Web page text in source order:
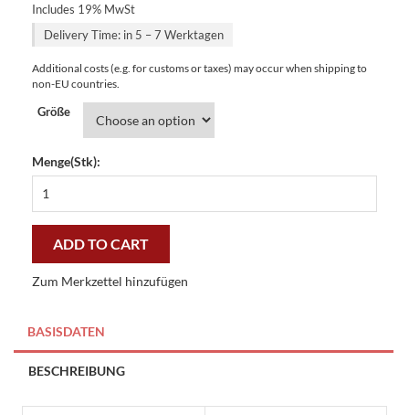
Includes 19% MwSt
Delivery Time: in 5 – 7 Werktagen
Additional costs (e.g. for customs or taxes) may occur when shipping to
non-EU countries.
Größe
Menge(Stk):
pink
touch
quantity
ADD TO CART
Zum Merkzettel hinzufügen
BASISDATEN
BESCHREIBUNG